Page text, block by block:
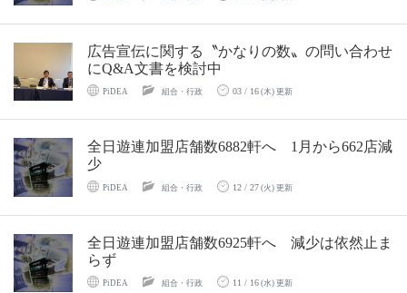
広告宣伝に関する〝かなりの数〟の問い合わせ
にQ&A文書を検討中
PiDEA 組合・行政 03 / 16(木) 更新
全日遊連加盟店舗数6882軒へ 1月から662店減
少
PiDEA 組合・行政 12 / 27(火) 更新
全日遊連加盟店舗数6925軒へ 減少は依然止ま
らず
PiDEA 組合・行政 11 / 16(水) 更新